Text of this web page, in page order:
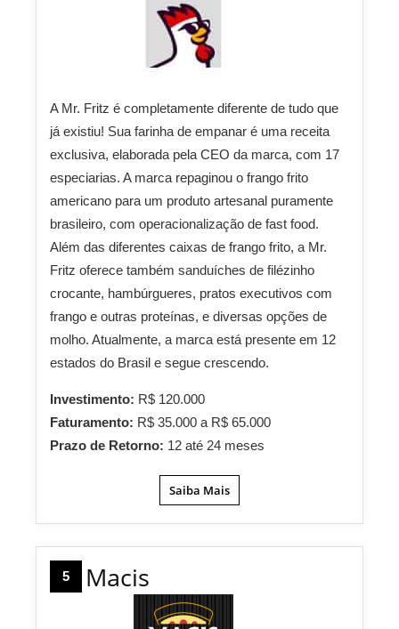
A Mr. Fritz é completamente diferente de tudo que
já existiu! Sua farinha de empanar é uma receita
exclusiva, elaborada pela CEO da marca, com 17
especiarias. A marca repaginou o frango frito
americano para um produto artesanal puramente
brasileiro, com operacionalização de fast food.
Além das diferentes caixas de frango frito, a Mr.
Fritz oferece também sanduíches de filézinho
crocante, hambúrgueres, pratos executivos com
frango e outras proteínas, e diversas opções de
molho. Atualmente, a marca está presente em 12
estados do Brasil e segue crescendo.
Investimento: R$ 120.000
Faturamento: R$ 35.000 a R$ 65.000
Prazo de Retorno: 12 até 24 meses
Saiba Mais
5 Macis